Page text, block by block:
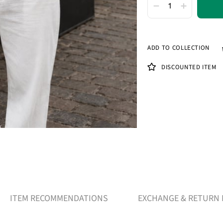
ADD TO COLLECTION
DISCOUNTED ITEM
ITEM RECOMMENDATIONS EXCHANGE & RETURN